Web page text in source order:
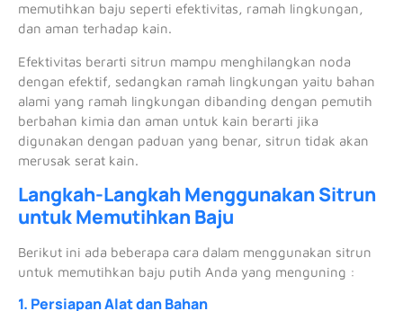
memutihkan baju seperti efektivitas, ramah lingkungan,
dan aman terhadap kain.
Efektivitas berarti sitrun mampu menghilangkan noda
dengan efektif, sedangkan ramah lingkungan yaitu bahan
alami yang ramah lingkungan dibanding dengan pemutih
berbahan kimia dan aman untuk kain berarti jika
digunakan dengan paduan yang benar, sitrun tidak akan
merusak serat kain.
Langkah-Langkah Menggunakan Sitrun
untuk Memutihkan Baju
Berikut ini ada beberapa cara dalam menggunakan sitrun
untuk memutihkan baju putih Anda yang menguning :
1. Persiapan Alat dan Bahan